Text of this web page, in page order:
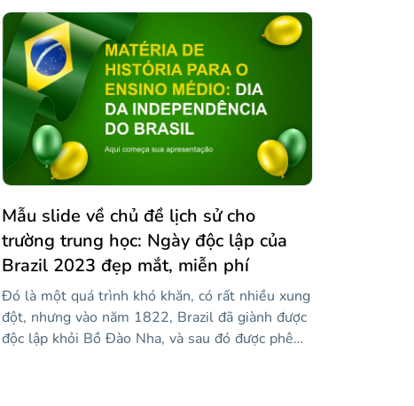
phẩm đều khá sáng tạo và phông chữ kịch bản
thông thường được sử dụng cho các tiêu đề làm
cho các slide trở nên độc đáo hơn. Nó hoàn hảo
cho những thông điệp tích cực khuyến khích việc
dạy và học!
Mẫu slide về chủ đề lịch sử cho
trường trung học: Ngày độc lập của
Brazil 2023 đẹp mắt, miễn phí
Đó là một quá trình khó khăn, có rất nhiều xung
đột, nhưng vào năm 1822, Brazil đã giành được
độc lập khỏi Bồ Đào Nha, và sau đó được phê